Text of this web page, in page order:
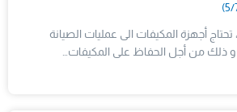
أجهزة المكيفات الى عمليات الصيانة
ذلك من أجل الحفاظ على المكيفات…